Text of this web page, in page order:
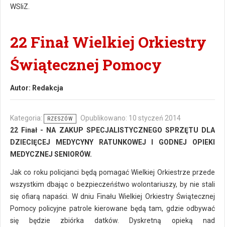
WSIiZ.
22 Finał Wielkiej Orkiestry
Świątecznej Pomocy
Autor: Redakcja
Kategoria: RZESZÓW
Opublikowano: 10 styczeń 2014
22 Finał - NA ZAKUP SPECJALISTYCZNEGO SPRZĘTU DLA
DZIECIĘCEJ MEDYCYNY RATUNKOWEJ I GODNEJ OPIEKI
MEDYCZNEJ SENIORÓW.
Jak co roku policjanci będą pomagać Wielkiej Orkiestrze przede
wszystkim dbając o bezpieczeńśtwo wolontariuszy, by nie stali
się ofiarą napaści. W dniu Finału Wielkiej Orkiestry Świątecznej
Pomocy policyjne patrole kierowane będą tam, gdzie odbywać
się będzie zbiórka datków. Dyskretną opieką nad